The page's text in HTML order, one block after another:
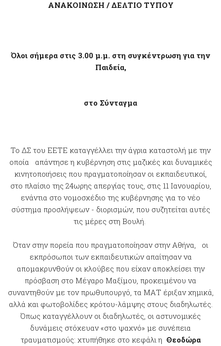
ΑΝΑΚΟΙΝΩΣΗ / ΔΕΛΤΙΟ ΤΥΠΟΥ
Όλοι σήμερα στις 3.00 μ.μ. στη συγκέντρωση για την
Παιδεία,
στο Σύνταγμα
Το ΔΣ του ΕΕΤΕ καταγγέλλει την άγρια καταστολή με την
οποία απάντησε η κυβέρνηση στις μαζικές και δυναμικές
κινητοποιήσεις που πραγματοποίησαν οι εκπαιδευτικοί,
στο πλαίσιο της 24ωρης απεργίας τους, στις 11 Ιανουαρίου,
ενάντια στο νομοσχέδιο της κυβέρνησης για το νέο
σύστημα προσλήψεων - διορισμών, που συζητείται αυτές
τις μέρες στη Βουλή.
Όταν στην πορεία που πραγματοποίησαν στην Αθήνα, οι
εκπρόσωποι των εκπαιδευτικών απαίτησαν να
απομακρυνθούν οι κλούβες που είχαν αποκλείσει την
πρόσβαση στο Μέγαρο Μαξίμου, προκειμένου να
συναντηθούν με τον πρωθυπουργό, τα ΜΑΤ έριξαν χημικά,
αλλά και φωτοβολίδες κρότου-λάμψης στους διαδηλωτές.
Όπως καταγγέλλουν οι διαδηλωτές, οι αστυνομικές
δυνάμεις στόχευαν «στο ψαχνό» με συνέπεια
τραυματισμούς: χτυπήθηκε στο κεφάλι η Θεοδώρα